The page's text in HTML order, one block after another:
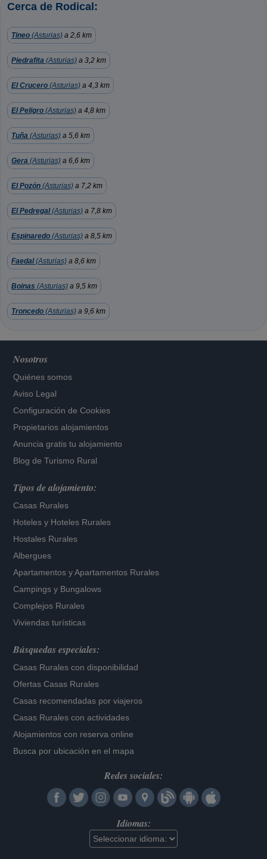
Cerca de Rodical:
Tineo (Asturias) a 2,6 km
Piedrafita (Asturias) a 3,2 km
El Crucero (Asturias) a 4,3 km
El Peligro (Asturias) a 4,8 km
Tuña (Asturias) a 5,6 km
Gera (Asturias) a 6,6 km
El Pozón (Asturias) a 7,2 km
El Pedregal(Asturias) a 7,8 km
Espinaredo (Asturias) a 8,5 km
Faedal(Asturias) a 8,6 km
Boinas (Asturias) a 9,5 km
Troncedo (Asturias) a 9,6 km
Nosotros
Quiénes somos
Aviso Legal
Configuración de Cookies
Propietarios alojamientos
Anuncia gratis tu alojamiento
Blog de Turismo Rural
Tipos de alojamiento:
Casas Rurales
Hoteles y Hoteles Rurales
Hostales Rurales
Albergues
Apartamentos yApartamentos Rurales
Campings y Bungalows
Complejos Rurales
Viviendas turísticas
Búsquedas especiales:
Casas Rurales con disponibilidad
Ofertas Casas Rurales
Casas recomendadas por viajeros
Casas Rurales con actividades
Alojamientos con reserva online
Busca por ubicación en el mapa
Redes sociales:
Idiomas: